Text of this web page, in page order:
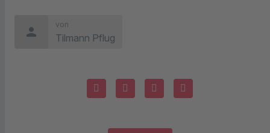
person
von
Tilmann Pflug